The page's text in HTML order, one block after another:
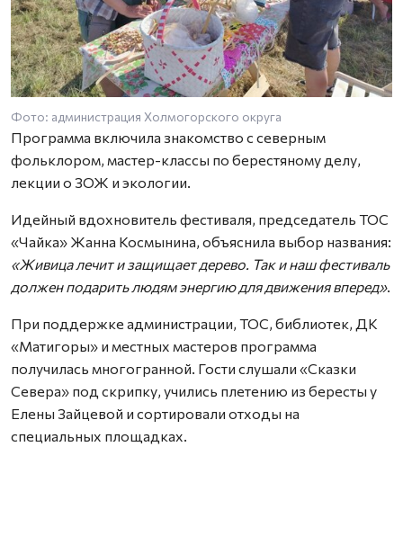
Фото: администрация Холмогорского округа
Программа включила знакомство с северным
фольклором, мастер-классы по берестяному делу,
лекции о ЗОЖ и экологии.
Идейный вдохновитель фестиваля, председатель ТОС
«Чайка» Жанна Космынина, объяснила выбор названия:
«Живица лечит и защищает дерево. Так и наш фестиваль
должен подарить людям энергию для движения вперед».
При поддержке администрации, ТОС, библиотек, ДК
«Матигоры» и местных мастеров программа
получилась многогранной. Гости слушали «Сказки
Севера» под скрипку, учились плетению из бересты у
Елены Зайцевой и сортировали отходы на
специальных площадках.